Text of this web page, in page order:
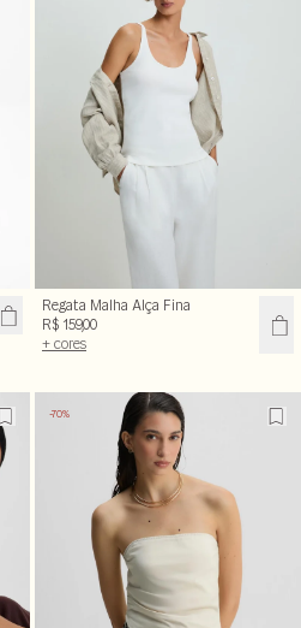
Regata Malha Alça Fina
R$ 159,00
+ cores
-70%